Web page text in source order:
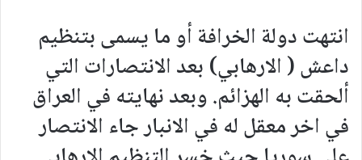
انتهت دولة الخرافة أو ما يسمى بتنظيم
داعش ( الارهابي) بعد الانتصارات التي
ألحقت به الهزائم. وبعد نهايته في العراق
في اخر معقل له في الانبار جاء الانتصار